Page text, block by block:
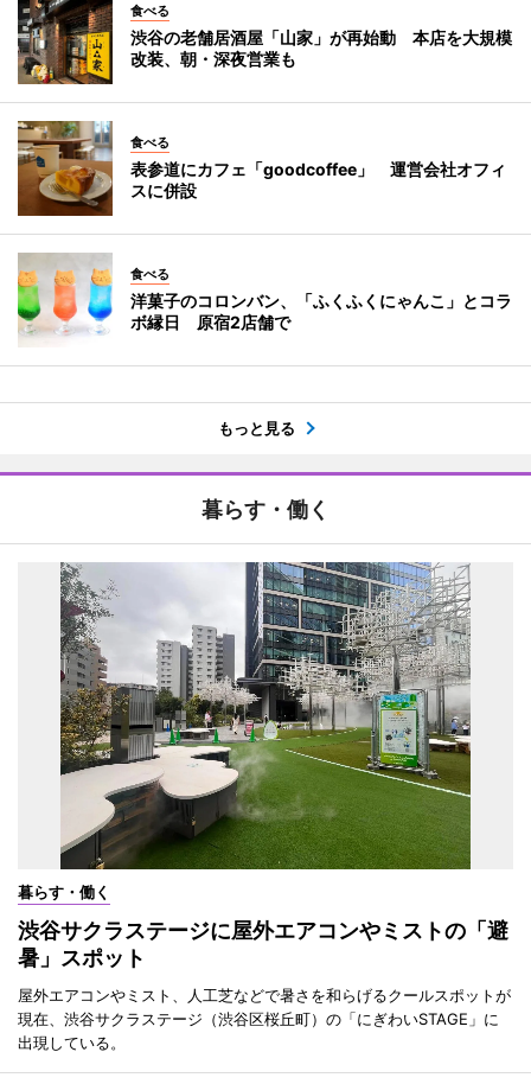
食べる
渋谷の老舗居酒屋「山家」が再始動 本店を大規模
改装、朝・深夜営業も
食べる
表参道にカフェ「goodcoffee」 運営会社オフィ
スに併設
食べる
洋菓子のコロンバン、「ふくふくにゃんこ」とコラ
ボ縁日 原宿2店舗で
もっと見る
暮らす・働く
暮らす・働く
渋谷サクラステージに屋外エアコンやミストの「避
暑」スポット
屋外エアコンやミスト、人工芝などで暑さを和らげるクールスポットが
現在、渋谷サクラステージ（渋谷区桜丘町）の「にぎわいSTAGE」に
出現している。